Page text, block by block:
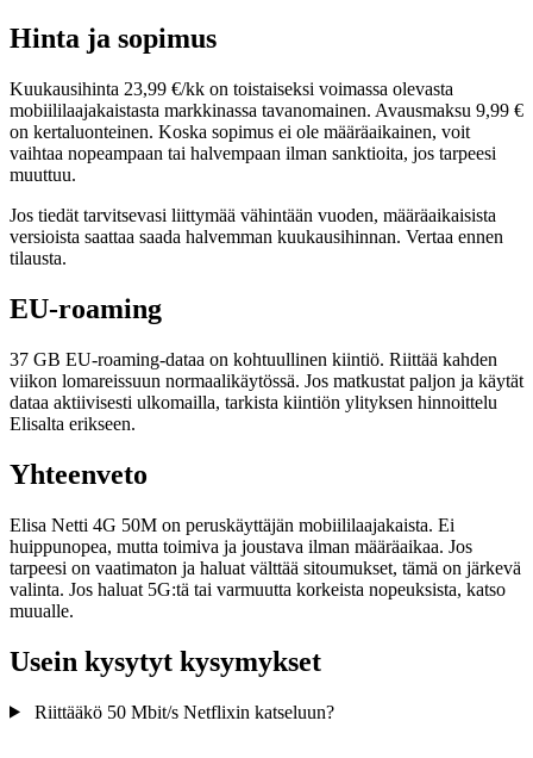
Hinta ja sopimus
Kuukausihinta 23,99 €/kk on toistaiseksi voimassa olevasta
mobiililaajakaistasta markkinassa tavanomainen. Avausmaksu 9,99 €
on kertaluonteinen. Koska sopimus ei ole määräaikainen, voit
vaihtaa nopeampaan tai halvempaan ilman sanktioita, jos tarpeesi
muuttuu.
Jos tiedät tarvitsevasi liittymää vähintään vuoden, määräaikaisista
versioista saattaa saada halvemman kuukausihinnan. Vertaa ennen
tilausta.
EU-roaming
37 GB EU-roaming-dataa on kohtuullinen kiintiö. Riittää kahden
viikon lomareissuun normaalikäytössä. Jos matkustat paljon ja käytät
dataa aktiivisesti ulkomailla, tarkista kiintiön ylityksen hinnoittelu
Elisalta erikseen.
Yhteenveto
Elisa Netti 4G 50M on peruskäyttäjän mobiililaajakaista. Ei
huippunopea, mutta toimiva ja joustava ilman määräaikaa. Jos
tarpeesi on vaatimaton ja haluat välttää sitoumukset, tämä on järkevä
valinta. Jos haluat 5G:tä tai varmuutta korkeista nopeuksista, katso
muualle.
Usein kysytyt kysymykset
Riittääkö 50 Mbit/s Netflixin katseluun?